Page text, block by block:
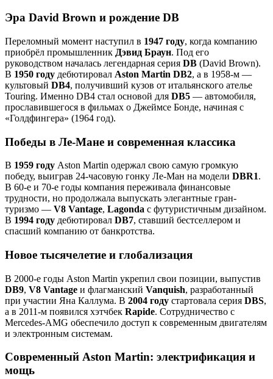
Эра David Brown и рождение DB
Переломный момент наступил в 1947 году, когда компанию
приобрёл промышленник Дэвид Браун. Под его
руководством началась легендарная серия DB (David Brown).
В 1950 году дебютировал Aston Martin DB2, а в 1958-м —
культовый DB4, получивший кузов от итальянского ателье
Touring. Именно DB4 стал основой для DB5 — автомобиля,
прославившегося в фильмах о Джеймсе Бонде, начиная с
«Голдфингера» (1964 год).
Победы в Ле-Мане и современная классика
В 1959 году Aston Martin одержал свою самую громкую
победу, выиграв 24-часовую гонку Ле-Ман на модели DBR1.
В 60-е и 70-е годы компания переживала финансовые
трудности, но продолжала выпускать элегантные гран-
туризмо — V8 Vantage, Lagonda с футуристичным дизайном.
В 1994 году дебютировал DB7, ставший бестселлером и
спасший компанию от банкротства.
Новое тысячелетие и глобализация
В 2000-е годы Aston Martin укрепил свои позиции, выпустив
DB9, V8 Vantage и флагманский Vanquish, разработанный
при участии Яна Каллума. В 2004 году стартовала серия DBS,
а в 2011-м появился хэтчбек Rapide. Сотрудничество с
Mercedes-AMG обеспечило доступ к современным двигателям
и электронным системам.
Современный Aston Martin: электрификация и
мощь